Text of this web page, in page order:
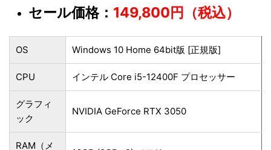
セール価格： 149,800円（税込）
OS Windows 10 Home 64bit版 [正規版]
CPU インテル Core i5-12400F プロセッサー
グラフィ
ック
NVIDIA GeForce RTX 3050
RAM（メ